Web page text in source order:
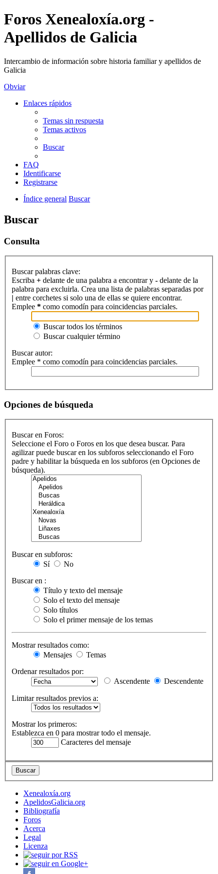
Foros Xenealoxía.org -
Apellidos de Galicia
Intercambio de información sobre historia familiar y apellidos de
Galicia
Obviar
Enlaces rápidos
Temas sin respuesta
Temas activos
Buscar
FAQ
Identificarse
Registrarse
Índice general Buscar
Buscar
Consulta
Buscar palabras clave:
Escriba + delante de una palabra a encontrar y - delante de la
palabra para excluirla. Crea una lista de palabras separadas por
| entre corchetes si solo una de ellas se quiere encontrar.
Emplee * como comodín para coincidencias parciales.
Buscar todos los términos
Buscar cualquier término
Buscar autor:
Emplee * como comodín para coincidencias parciales.
Opciones de búsqueda
Buscar en Foros:
Seleccione el Foro o Foros en los que desea buscar. Para
agilizar puede buscar en los subforos seleccionando el Foro
padre y habilitar la búsqueda en los subforos (en Opciones de
búsqueda).
Buscar en subforos:
Sí
No
Buscar en :
Título y texto del mensaje
Solo el texto del mensaje
Solo títulos
Solo el primer mensaje de los temas
Mostrar resultados como:
Mensajes
Temas
Ordenar resultados por:
Ascendente
Descendente
Limitar resultados previos a:
Mostrar los primeros:
Establezca en 0 para mostrar todo el mensaje.
Caracteres del mensaje
Xenealoxía.org
ApelidosGalicia.org
Bibliografía
Foros
Acerca
Legal
Licenza